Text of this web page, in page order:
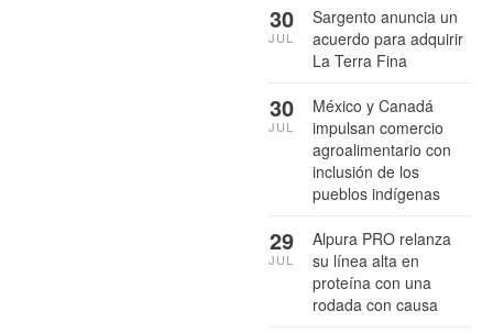
Sargento anuncia un
acuerdo para adquirir
La Terra Fina
30
JUL
México y Canadá
impulsan comercio
agroalimentario con
inclusión de los
pueblos indígenas
30
JUL
Alpura PRO relanza
su línea alta en
proteína con una
rodada con causa
29
JUL